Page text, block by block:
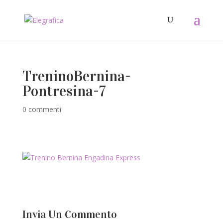
TreninoBernina-
Pontresina-7
0 commenti
Invia Un Commento